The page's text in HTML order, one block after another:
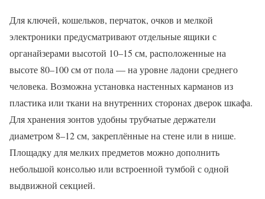
Для ключей, кошельков, перчаток, очков и мелкой
электроники предусматривают отдельные ящики с
органайзерами высотой 10–15 см, расположенные на
высоте 80–100 см от пола — на уровне ладони среднего
человека. Возможна установка настенных карманов из
пластика или ткани на внутренних сторонах дверок шкафа.
Для хранения зонтов удобны трубчатые держатели
диаметром 8–12 см, закреплённые на стене или в нише.
Площадку для мелких предметов можно дополнить
небольшой консолью или встроенной тумбой с одной
выдвижной секцией.